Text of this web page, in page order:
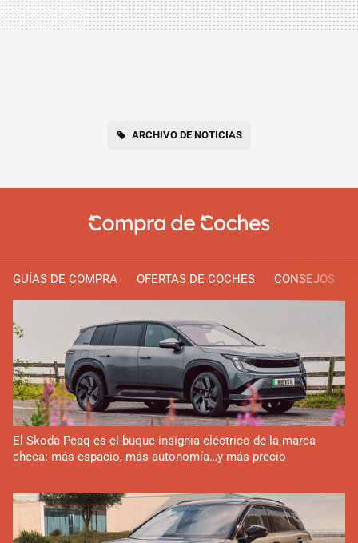
ARCHIVO DE NOTICIAS
GUÍAS DE COMPRA OFERTAS DE COCHES CONSEJOS
El Skoda Peaq es el buque insignia eléctrico de la marca
checa: más espacio, más autonomía…y más precio